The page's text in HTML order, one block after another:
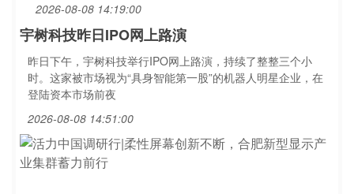
2026-08-08 14:19:00
宇树科技昨日IPO网上路演
昨日下午，宇树科技举行IPO网上路演，持续了整整三个小
时。这家被市场视为“具身智能第一股”的机器人明星企业，在
登陆资本市场前夜
2026-08-08 14:51:00